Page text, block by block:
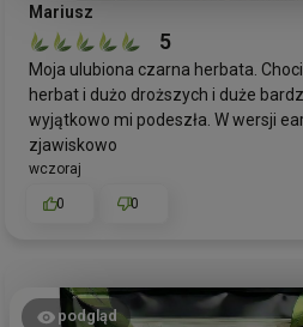
Mariusz
5
Moja ulubiona czarna herbata.
herbat i dużo droższych i duże
wyjątkowo mi podeszła. W wersji
zjawiskowo
wczoraj
0 0
podgląd